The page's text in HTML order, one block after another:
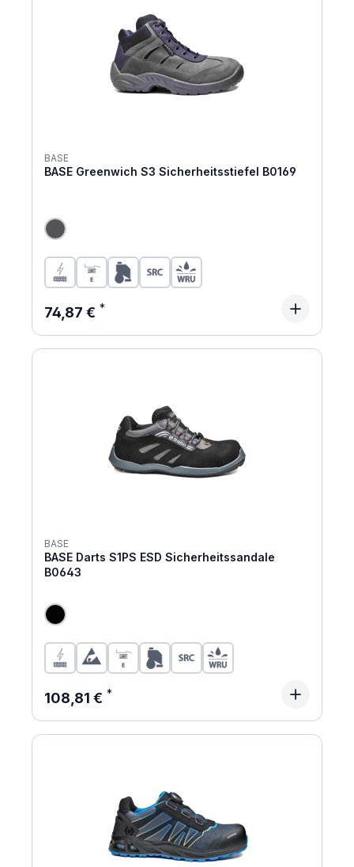
BASE
BASE Greenwich S3 Sicherheitsstiefel B0169
Regulärer Preis:
74,87 €
BASE
BASE Darts S1PS ESD Sicherheitssandale
B0643
Regulärer Preis:
108,81 €